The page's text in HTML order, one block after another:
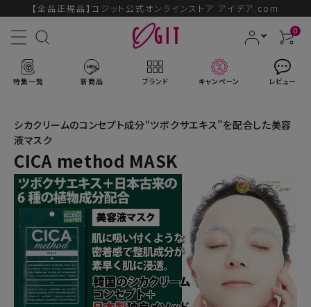
【全品正規品】コジット公式オンラインストア アイデア.com
0
特集一覧 新商品 ブランド キャンペーン レビュー
ACCOUNT MENU
ようこそ ゲスト 様
ログイン 会員登録
ブランドから探す
新商品
シカクリームのコンセプト成分“ツボクサエキス”を配合した美容
液マスク
CICA method MASK